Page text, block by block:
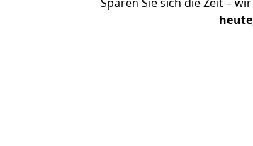
heute